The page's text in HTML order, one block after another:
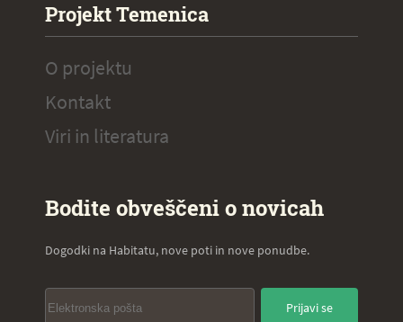
Projekt Temenica
O projektu
Kontakt
Viri in literatura
Bodite obveščeni o novicah
Dogodki na Habitatu, nove poti in nove ponudbe.
Prijavi se